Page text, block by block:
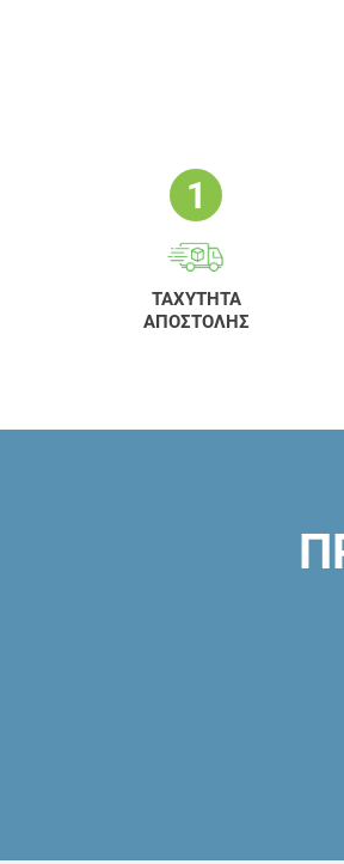
ΤΑΧΥΤΗΤΑ
ΑΠΟΣΤΟΛΗΣ